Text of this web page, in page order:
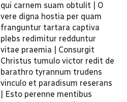
qui carnem suam obtulit | O
vere digna hostia per quam
franguntur tartara captiva
plebs redimitur redduntur
vitae praemia | Consurgit
Christus tumulo victor redit de
barathro tyrannum trudens
vinculo et paradisum reserans
| Esto perenne mentibus